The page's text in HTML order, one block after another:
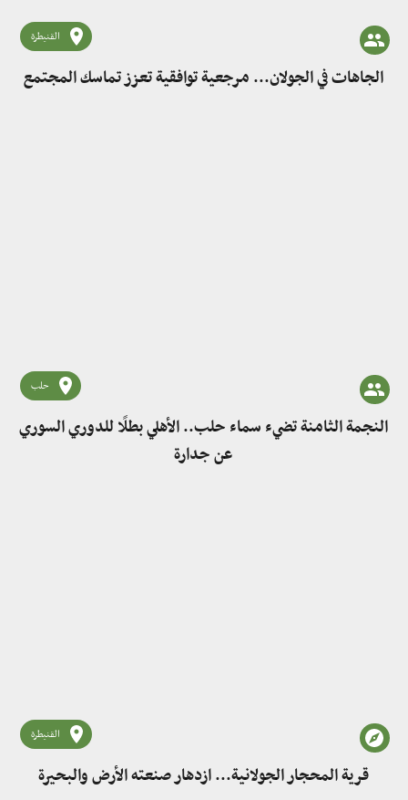
القنيطرة
الجاهات في الجولان... مرجعية توافقية تعزز تماسك المجتمع
حلب
النجمة الثامنة تضيء سماء حلب.. الأهلي بطلًا للدوري السوري
عن جدارة
القنيطرة
قرية المحجار الجولانية... ازدهار صنعته الأرض والبحيرة